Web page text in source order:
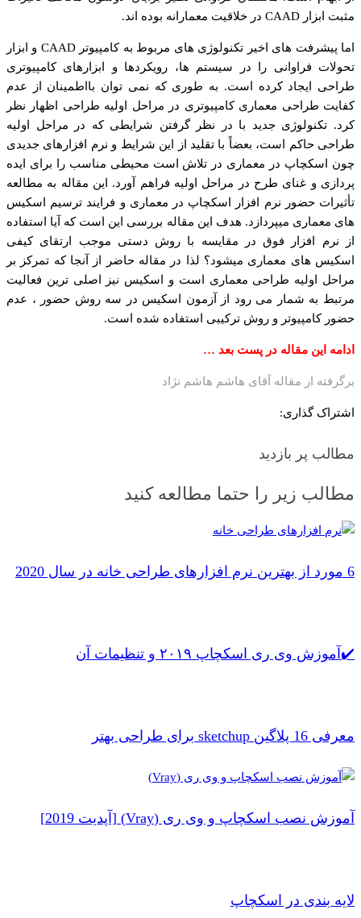
مثبت ابزار CAAD در خلاقیت معمارانه بوده اند.
اما پیشرفت های اخیر تکنولوژی های مربوط به کامپیوتر CAAD و ابزار
تحولات فراوانی را در سیستم ها، رویکردها و ابزارهای کامپیوتری
طراحی ایجاد کرده است. به طوری که نمی توان بااطمینان از عدم
کفایت طراحی معماری کامپیوتری در مراحل اولیه طراحی اظهار نظر
کرد. تکنولوژی جدید با در نظر گرفتن شرایطی که در مراحل اولیه
طراحی حاکم است، بعضاً با تقلید از این شرایط و نرم افزارهای جدیدی
چون اسکچاپ در معماری در تلاش است محیطی مناسب را برای ایده
پردازی و غنای طرح در مراحل اولیه فراهم آورد. این مقاله به مطالعه
تأثیرات حضور نرم افزار اسکچاپ در معماری و فرایند ترسیم اسکیس
های معماری میپردازد. هدف این مقاله بررسی این است که آیا استفاده
از نرم افزار فوق در مقایسه با روش دستی موجب ارتقای کیفی
اسکیس های معماری میشود؟ لذا در مقاله حاضر از آنجا که تمرکز بر
مراحل اولیه طراحی معماری است و اسکیس نیز اصلی ترین فعالیت
مرتبط به شمار می رود از آزمون اسکیس در سه روش حضور ، عدم
حضور کامپیوتر و روش ترکیبی استفاده شده است.
ادامه این مقاله در پست بعد …
برگرفته از مقاله آقای هاشم هاشم نژاد
اشتراک گذاری:
مطالب پر بازدید
مطالب زیر را حتما مطالعه کنید
6 مورد از بهترین نرم افزارهای طراحی خانه در سال 2020
✔️آموزش وی ری اسکچاپ ۲۰۱۹ و تنظیمات آن
معرفی 16 پلاگین sketchup برای طراحی بهتر
آموزش نصب اسکچاپ و وی ری (Vray) [آپدیت 2019]
لایه بندی در اسکچاپ